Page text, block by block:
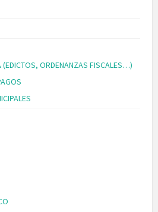
(EDICTOS, ORDENANZAS FISCALES…)